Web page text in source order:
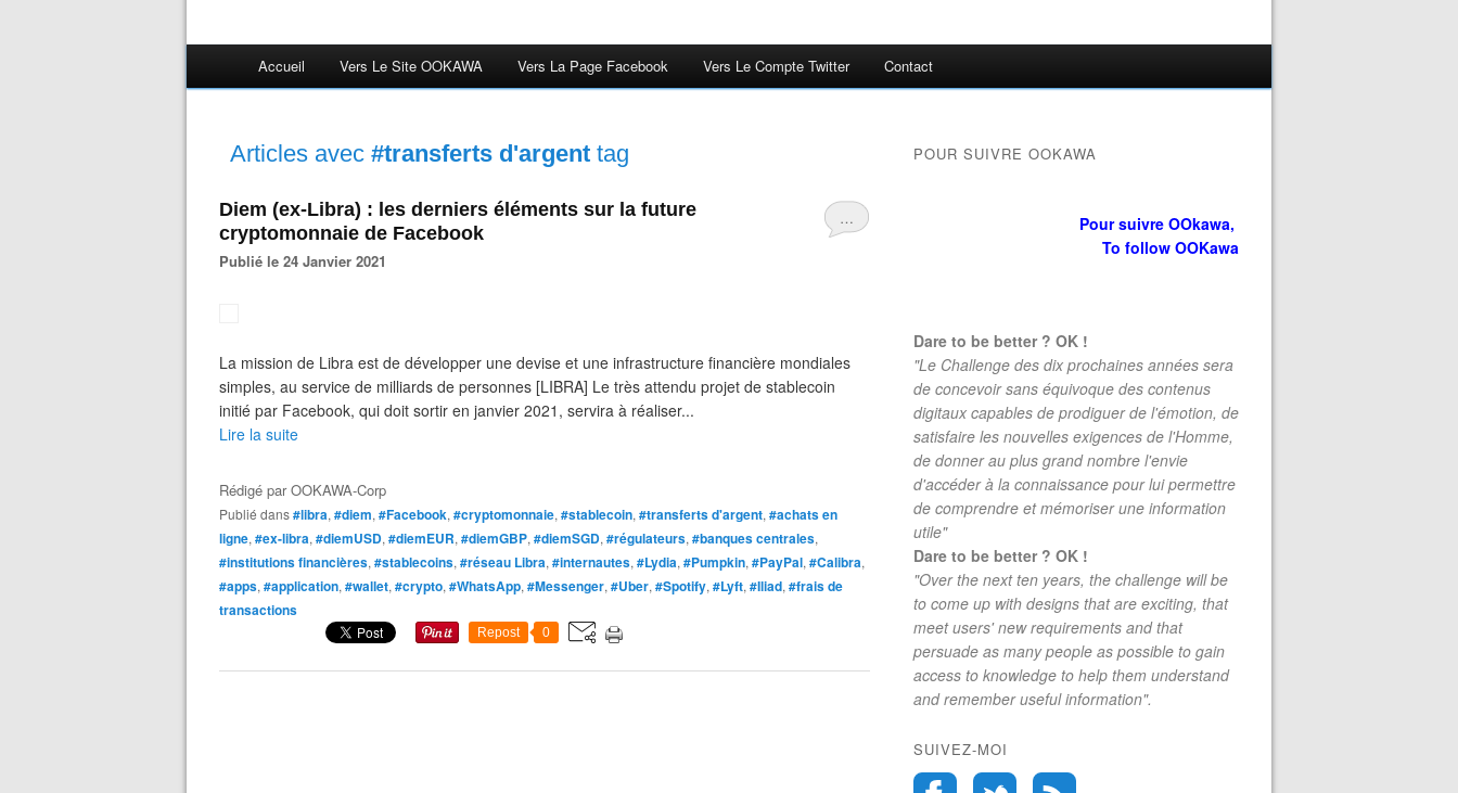
Accueil Vers Le Site OOKAWA Vers La Page Facebook Vers Le Compte Twitter Contact
Articles avec #transferts d'argent tag
…
Diem (ex-Libra) : les derniers éléments sur la future
cryptomonnaie de Facebook
Publié le 24 Janvier 2021
La mission de Libra est de développer une devise et une infrastructure financière mondiales
simples, au service de milliards de personnes [LIBRA] Le très attendu projet de stablecoin
initié par Facebook, qui doit sortir en janvier 2021, servira à réaliser...
Lire la suite
Rédigé parOOKAWA-Corp
Publié dans#libra, #diem, #Facebook, #cryptomonnaie, #stablecoin, #transferts d'argent, #achats en
ligne, #ex-libra, #diemUSD, #diemEUR, #diemGBP, #diemSGD, #régulateurs, #banques centrales,
#institutions financières, #stablecoins, #réseau Libra, #internautes, #Lydia, #Pumpkin, #PayPal, #Calibra,
#apps, #application, #wallet, #crypto, #WhatsApp, #Messenger, #Uber, #Spotify, #Lyft, #Iliad, #frais de
transactions
Repost 0
POUR SUIVRE OOKAWA
Pour suivre OOkawa,
To follow OOKawa
Dare to be better ? OK !
"Le Challenge des dix prochaines années sera
de concevoir sans équivoque des contenus
digitaux capables de prodiguer de l'émotion, de
satisfaire les nouvelles exigences de l'Homme,
de donner au plus grand nombre l'envie
d'accéder à la connaissance pour lui permettre
de comprendre et mémoriser une information
utile"
Dare to be better ? OK !
"Over the next ten years, the challenge will be
to come up with designs that are exciting, that
meet users' new requirements and that
persuade as many people as possible to gain
access to knowledge to help them understand
and remember useful information".
SUIVEZ-MOI